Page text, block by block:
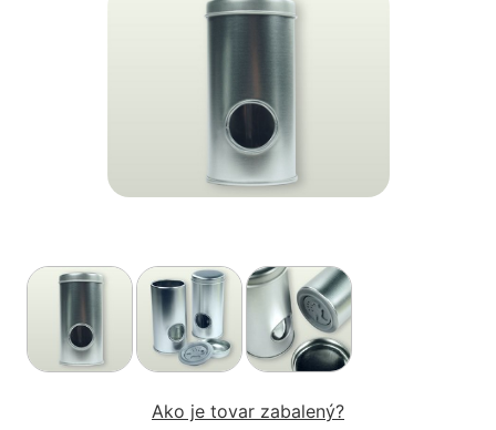
Ako je tovar zabalený?